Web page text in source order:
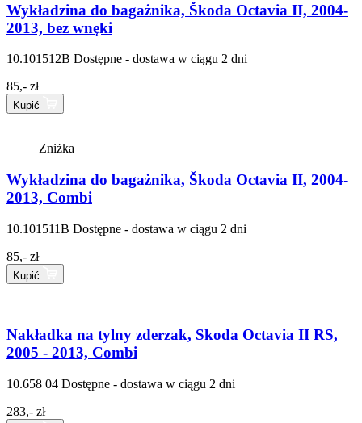
Wykładzina do bagażnika, Škoda Octavia II, 2004-
2013, bez wnęki
10.101512B Dostępne - dostawa w ciągu 2 dni
85,- zł
Kupić
Zniżka
Wykładzina do bagażnika, Škoda Octavia II, 2004-
2013, Combi
10.101511B Dostępne - dostawa w ciągu 2 dni
85,- zł
Kupić
Nakładka na tylny zderzak, Skoda Octavia II RS,
2005 - 2013, Combi
10.658 04 Dostępne - dostawa w ciągu 2 dni
283,- zł